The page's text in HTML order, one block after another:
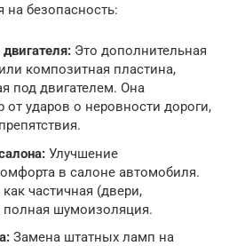
на безопасность:
Это дополнительная
композитная пластина,
под двигателем. Она
ударов о неровности дороги,
Улучшение
в салоне автомобиля.
частичная (двери,
полная шумоизоляция.
Замена штатных ламп на